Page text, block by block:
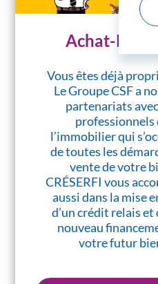
Achat-
Vous êtes déjà
Le Groupe CSF a
partenariats
professionnels
l’immobilier qui
de toutes les
vente de votre
CRÉSERFI vous
aussi dans la mise
d’un crédit relais et
nouveau
votre futur